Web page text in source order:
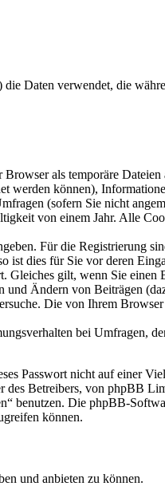
Daten verwendet, die
als temporäre
werden können),
(sofern Sie nicht
von einem Jahr. Alle
Für die Registrierung
ist dies für Sie vor deren
Gleiches gilt, wenn Sie
Ändern von Beiträgen
Die von Ihrem
bei Umfragen,
Passwort nicht auf einer
Betreibers, von phpBB
benutzen. Die phpBB-
können.
und anbieten zu können.